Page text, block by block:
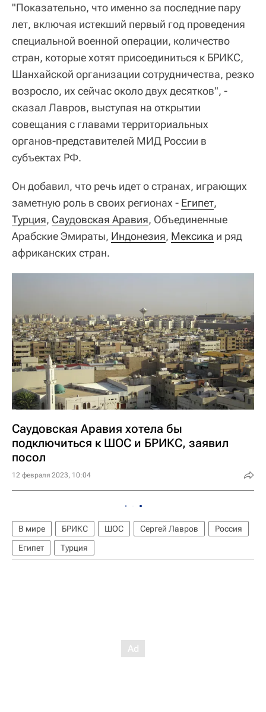
"Показательно, что именно за последние пару
лет, включая истекший первый год проведения
специальной военной операции, количество
стран, которые хотят присоединиться к БРИКС,
Шанхайской организации сотрудничества, резко
возросло, их сейчас около двух десятков", -
сказал Лавров, выступая на открытии
совещания с главами территориальных
органов-представителей МИД России в
субъектах РФ.
Он добавил, что речь идет о странах, играющих
заметную роль в своих регионах - Египет,
Турция, Саудовская Аравия, Объединенные
Арабские Эмираты, Индонезия, Мексика и ряд
африканских стран.
Саудовская Аравия хотела бы
подключиться к ШОС и БРИКС, заявил
посол
12 февраля 2023, 10:04
В мире БРИКС ШОС Сергей Лавров
Россия
Египет
Турция